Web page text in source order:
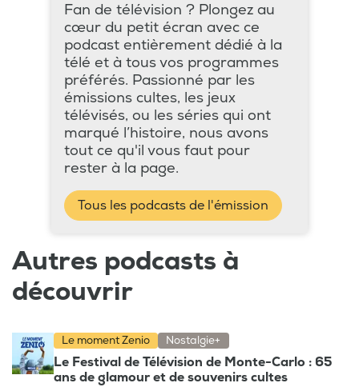
Fan de télévision ? Plongez au
cœur du petit écran avec ce
podcast entièrement dédié à la
télé et à tous vos programmes
préférés. Passionné par les
émissions cultes, les jeux
télévisés, ou les séries qui ont
marqué l’histoire, nous avons
tout ce qu'il vous faut pour
rester à la page.
Tous les podcasts de l'émission
Autres podcasts à
découvrir
Le moment Zenio Nostalgie+
Le Festival de Télévision de Monte-Carlo : 65
ans de glamour et de souvenirs cultes